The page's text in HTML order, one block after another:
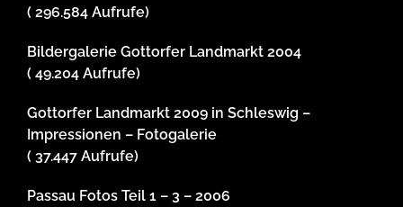
( 296.584 Aufrufe)
Bildergalerie Gottorfer Landmarkt 2004
( 49.204 Aufrufe)
Gottorfer Landmarkt 2009 in Schleswig –
Impressionen – Fotogalerie
( 37.447 Aufrufe)
Passau Fotos Teil 1 – 3 – 2006